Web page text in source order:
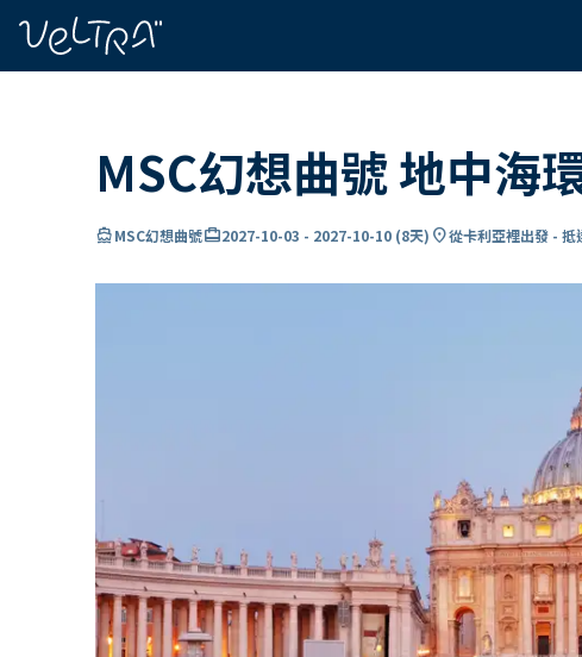
MSC幻想曲號 地中海
directions_boatMSC幻想曲號card_travel2027-10-03 - 2027-10-10 (8天) location_on從卡利亞裡出發 - 抵